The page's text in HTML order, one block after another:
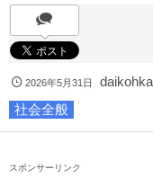
2026年5月31日
社会全般
スポンサーリンク